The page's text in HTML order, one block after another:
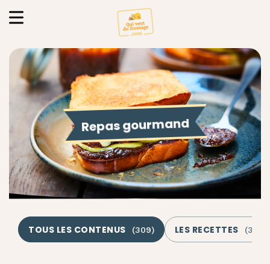
Repas gourmand
TOUS LES CONTENUS (309) LES RECETTES (307